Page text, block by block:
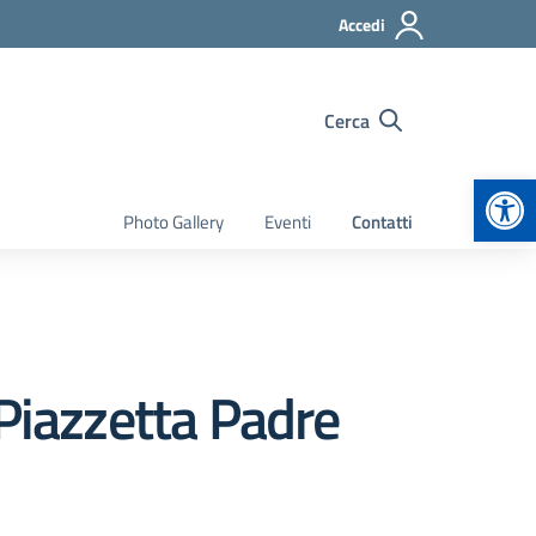
Accedi
Cerca
Photo Gallery Eventi Contatti
Padre